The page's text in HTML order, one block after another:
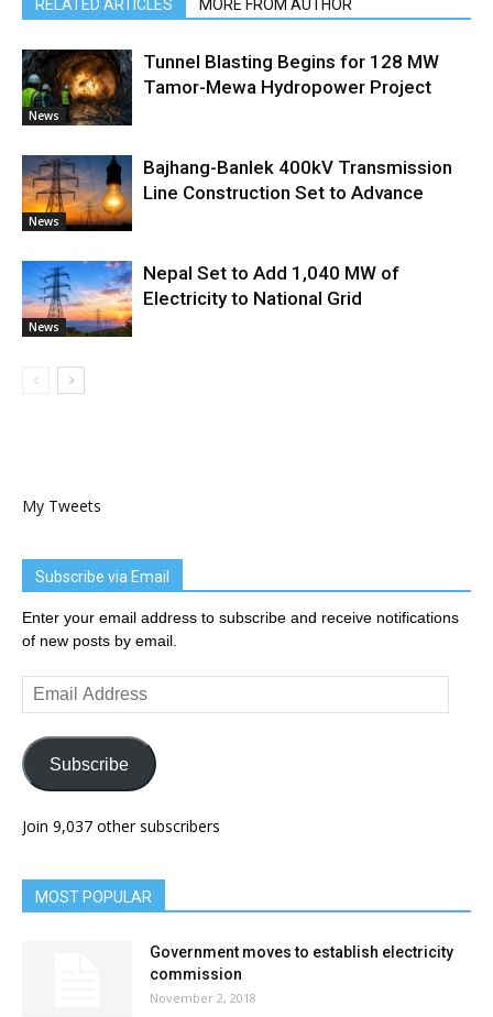
RELATED ARTICLES MORE FROM AUTHOR
News
Tunnel Blasting Begins for 128 MW
Tamor-Mewa Hydropower Project
News
Bajhang-Banlek 400kV Transmission
Line Construction Set to Advance
News
Nepal Set to Add 1,040 MW of
Electricity to National Grid
My Tweets
Subscribe via Email
Enter your email address to subscribe and receive notifications
of new posts by email.
Email
Address
Subscribe
Join 9,037 other subscribers
MOST POPULAR
Government moves to establish electricity
commission
November 2, 2018